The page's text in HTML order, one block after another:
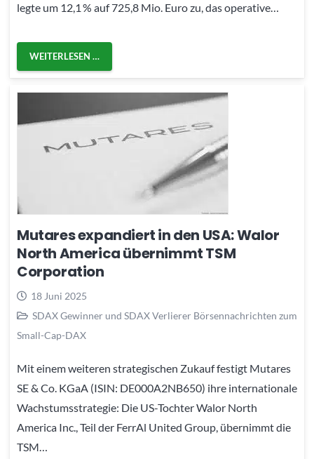
legte um 12,1 % auf 725,8 Mio. Euro zu, das operative…
WEITERLESEN …
Mutares expandiert in den USA: Walor
North America übernimmt TSM
Corporation
18 Juni 2025
SDAX Gewinner und SDAX Verlierer Börsennachrichten zum
Small-Cap-DAX
Mit einem weiteren strategischen Zukauf festigt Mutares
SE & Co. KGaA (ISIN: DE000A2NB650) ihre internationale
Wachstumsstrategie: Die US-Tochter Walor North
America Inc., Teil der FerrAl United Group, übernimmt die
TSM…